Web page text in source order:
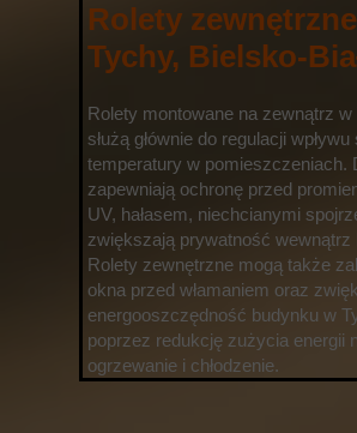
Rolety zewnętrzne
Tychy, Bielsko-
Rolety montowane na zewnątrz
służą głównie do regulacji wpływu
temperatury w pomieszczeniach.
zapewniają ochronę przed
UV, hałasem, niechcianymi
zwiększają prywatność wewnątrz
Rolety zewnętrzne mogą także
okna przed włamaniem oraz
energooszczędność budynku w
poprzez redukcję zużycia energii
ogrzewanie i chłodzenie.